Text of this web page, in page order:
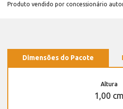
Produto vendido por concessionário
Dimensões do Pacote
Altura
1,00 cm